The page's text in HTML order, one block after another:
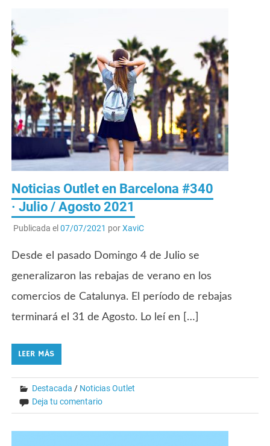
Noticias Outlet en Barcelona #340
· Julio / Agosto 2021
Publicada el 07/07/2021 porXaviC
Desde el pasado Domingo 4 de Julio se
generalizaron las rebajas de verano en los
comercios de Catalunya. El período de rebajas
terminará el 31 de Agosto. Lo leí en […]
LEER MÁS
Destacada / Noticias Outlet
Deja tu comentario